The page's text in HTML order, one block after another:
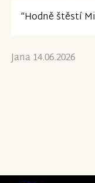
“Hodně štěstí
Jana 14.06.2026